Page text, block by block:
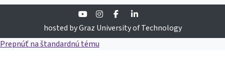
YoutubeInstagramFacebook
hosted by Graz University of Technology
Prepnúť na štandardnú tému